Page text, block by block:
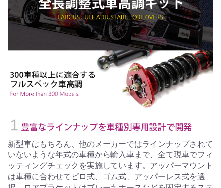
新型車はもちろん、他のメーカーではラインナップされて
いないような年式の車種から輸入車まで、全て現車でフィ
ッティングチェックを実施しています。アッパーマウント
は車種に合わせてピロ式、ゴム式、アッパーレス式を選